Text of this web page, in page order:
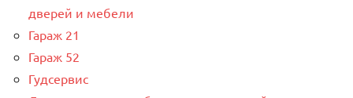
дверей и мебели
Гараж 21
Гараж 52
Гудсервис